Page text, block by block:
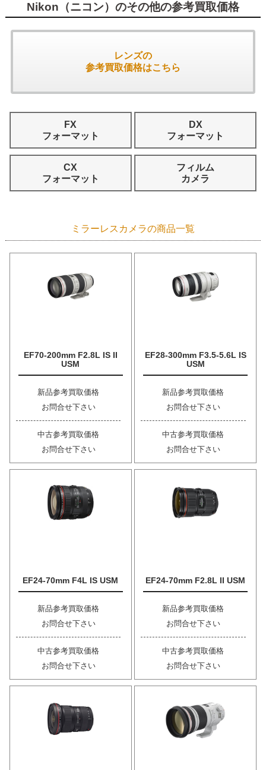
Nikon（ニコン）のその他の参考買取価格
レンズの
参考買取価格はこちら
FX
フォーマット
DX
フォーマット
CX
フォーマット
フィルム
カメラ
ミラーレスカメラの商品一覧
EF70-200mm F2.8L IS II
USM
新品参考買取価格
お問合せ下さい
中古参考買取価格
お問合せ下さい
EF28-300mm F3.5-5.6L IS
USM
新品参考買取価格
お問合せ下さい
中古参考買取価格
お問合せ下さい
EF24-70mm F4L IS USM
新品参考買取価格
お問合せ下さい
中古参考買取価格
お問合せ下さい
EF24-70mm F2.8L II USM
新品参考買取価格
お問合せ下さい
中古参考買取価格
お問合せ下さい